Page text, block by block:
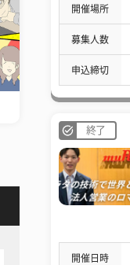
開催場所
募集人数
申込締切
終了
開催日時